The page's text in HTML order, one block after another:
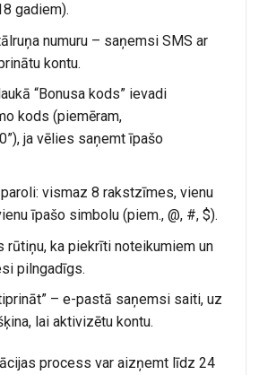
gadiem).
numuru – saņemsi SMS ar
kontu.
“Bonusa kods” ievadi
kods (piemēram,
ja vēlies saņemt īpašo
vismaz 8 rakstzīmes, vienu
īpašo simbolu (piem., @, #, $).
rūtiņu, ka piekrīti noteikumiem un
pilngadīgs.
– e-pastā saņemsi saiti, uz
lai aktivizētu kontu.
process var aizņemt līdz 24